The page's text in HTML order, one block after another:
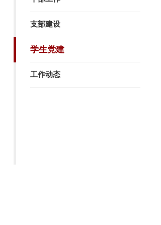
支部建设
学生党建
工作动态